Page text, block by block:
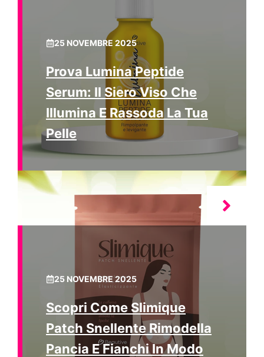
25 NOVEMBRE 2025
Prova Lumina Peptide
Serum: Il Siero Viso Che
Illumina E Rassoda La Tua
Pelle
25 NOVEMBRE 2025
Scopri Come Slimique
Patch Snellente Rimodella
Pancia E Fianchi In Modo